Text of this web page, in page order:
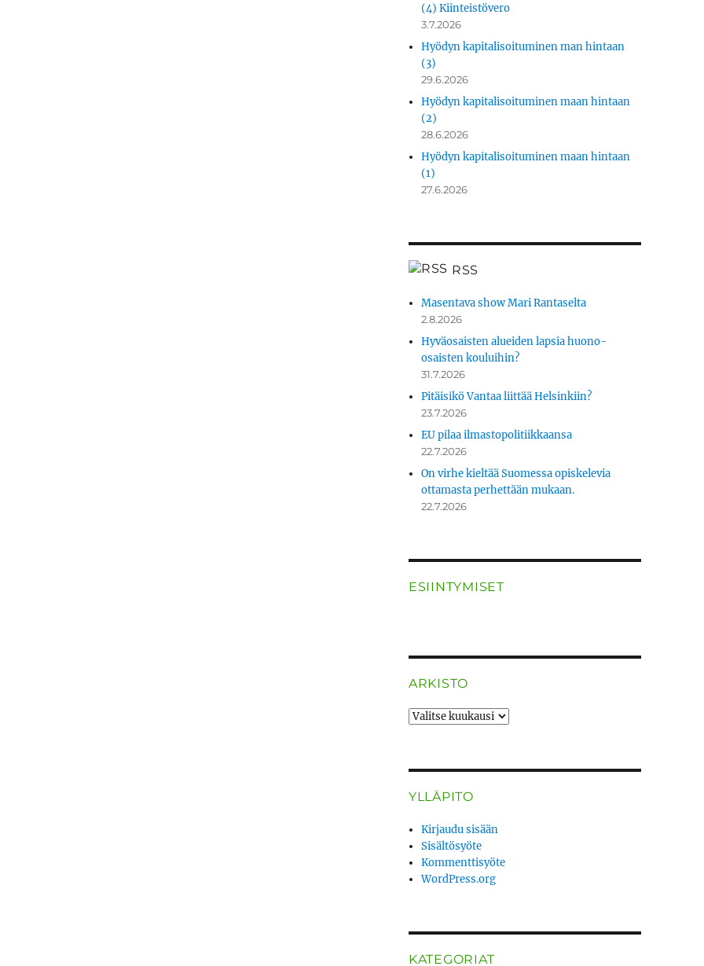
(4) Kiinteistövero
3.7.2026
Hyödyn kapitalisoituminen man hintaan
(3)
29.6.2026
Hyödyn kapitalisoituminen maan hintaan
(2)
28.6.2026
Hyödyn kapitalisoituminen maan hintaan
(1)
27.6.2026
RSS
Masentava show Mari Rantaselta
2.8.2026
Hyväosaisten alueiden lapsia huono-
osaisten kouluihin?
31.7.2026
Pitäisikö Vantaa liittää Helsinkiin?
23.7.2026
EU pilaa ilmastopolitiikkaansa
22.7.2026
On virhe kieltää Suomessa opiskelevia
ottamasta perhettään mukaan.
22.7.2026
ESIINTYMISET
ARKISTO
ARKISTO
YLLÄPITO
Kirjaudu sisään
Sisältösyöte
Kommenttisyöte
WordPress.org
KATEGORIAT